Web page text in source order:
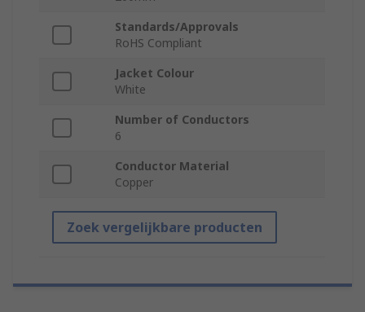
Standards/Approvals
RoHS Compliant
Jacket Colour
White
Number of Conductors
6
Conductor Material
Copper
Zoek vergelijkbare producten